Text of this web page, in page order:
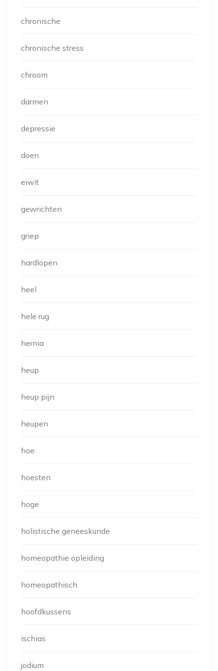
chronische
chronische stress
chroom
darmen
depressie
doen
eiwit
gewrichten
griep
hardlopen
heel
hele rug
hernia
heup
heup pijn
heupen
hoe
hoesten
hoge
holistische geneeskunde
homeopathie opleiding
homeopathisch
hoofdkussens
ischias
jodium